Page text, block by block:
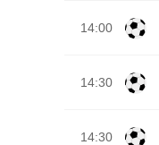
14:00
14:30
14:30